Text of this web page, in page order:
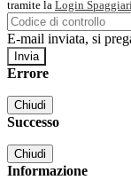
tramite la Login
E-mail inviata, si
Errore
Chiudi
Successo
Chiudi
Informazione